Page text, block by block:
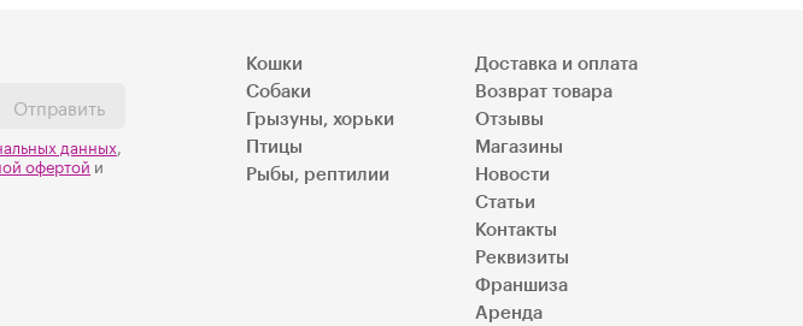
Отправить
данных,
офертой и
Кошки
Собаки
Грызуны, хорьки
Птицы
Рыбы, рептилии
Доставка и оплата
Возврат товара
Отзывы
Магазины
Новости
Статьи
Контакты
Реквизиты
Франшиза
Аренда